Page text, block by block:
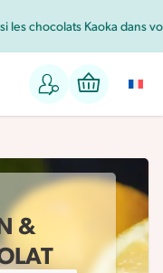
votre magasin bio !
&